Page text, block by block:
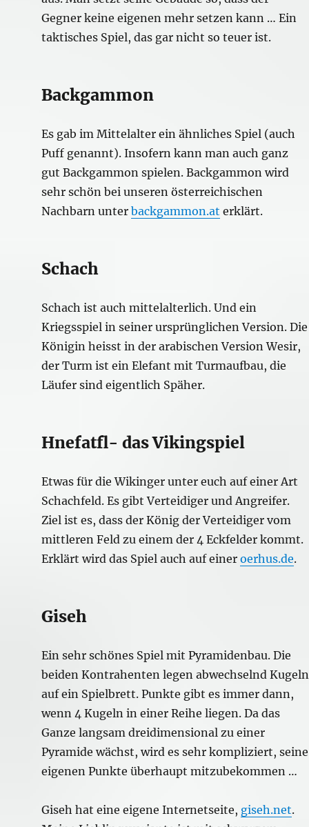
Gegner keine eigenen mehr setzen kann … Ein
taktisches Spiel, das gar nicht so teuer ist.
Backgammon
Es gab im Mittelalter ein ähnliches Spiel (auch
Puff genannt). Insofern kann man auch ganz
gut Backgammon spielen. Backgammon wird
sehr schön bei unseren österreichischen
Nachbarn unter backgammon.at erklärt.
Schach
Schach ist auch mittelalterlich. Und ein
Kriegsspiel in seiner ursprünglichen Version. Die
Königin heisst in der arabischen Version Wesir,
der Turm ist ein Elefant mit Turmaufbau, die
Läufer sind eigentlich Späher.
Hnefatfl- das Vikingspiel
Etwas für die Wikinger unter euch auf einer Art
Schachfeld. Es gibt Verteidiger und Angreifer.
Ziel ist es, dass der König der Verteidiger vom
mittleren Feld zu einem der 4 Eckfelder kommt.
Erklärt wird das Spiel auch auf einer oerhus.de.
Giseh
Ein sehr schönes Spiel mit Pyramidenbau. Die
beiden Kontrahenten legen abwechselnd Kugeln
auf ein Spielbrett. Punkte gibt es immer dann,
wenn 4 Kugeln in einer Reihe liegen. Da das
Ganze langsam dreidimensional zu einer
Pyramide wächst, wird es sehr kompliziert, seine
eigenen Punkte überhaupt mitzubekommen …
Giseh hat eine eigene Internetseite, giseh.net.